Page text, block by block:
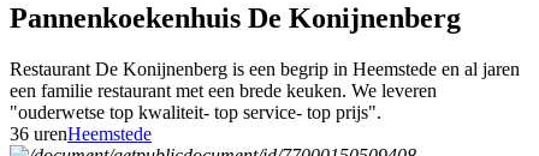
Pannenkoekenhuis De Konijnenberg
Restaurant De Konijnenberg is een begrip in Heemstede en al jaren
een familie restaurant met een brede keuken. We leveren
"ouderwetse top kwaliteit- top service- top prijs".
36 urenHeemstede